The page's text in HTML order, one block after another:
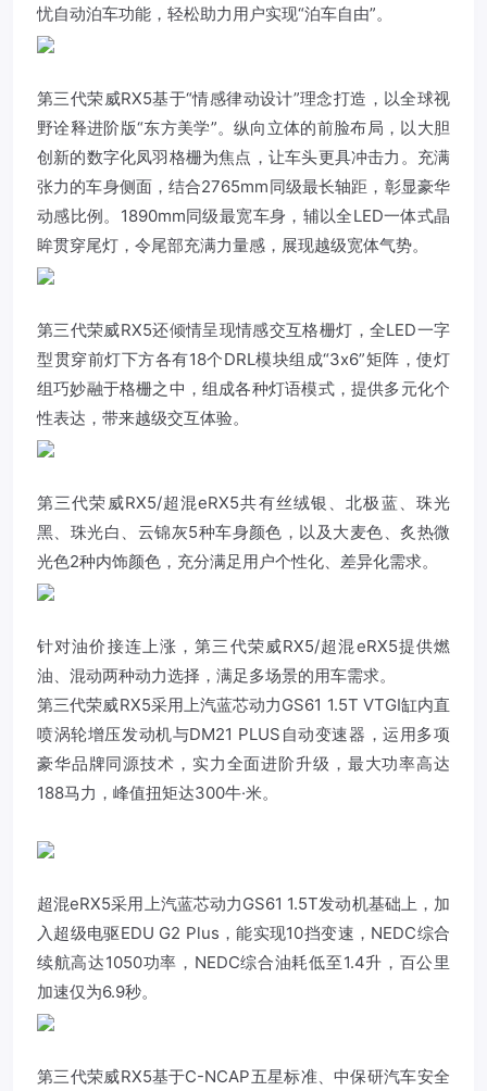
忧自动泊车功能，轻松助力用户实现“泊车自由”。
第三代荣威RX5基于“情感律动设计”理念打造，以全球视
野诠释进阶版“东方美学”。纵向立体的前脸布局，以大胆
创新的数字化凤羽格栅为焦点，让车头更具冲击力。充满
张力的车身侧面，结合2765mm同级最长轴距，彰显豪华
动感比例。1890mm同级最宽车身，辅以全LED一体式晶
眸贯穿尾灯，令尾部充满力量感，展现越级宽体气势。
第三代荣威RX5还倾情呈现情感交互格栅灯，全LED一字
型贯穿前灯下方各有18个DRL模块组成“3x6”矩阵，使灯
组巧妙融于格栅之中，组成各种灯语模式，提供多元化个
性表达，带来越级交互体验。
第三代荣威RX5/超混eRX5共有丝绒银、北极蓝、珠光
黑、珠光白、云锦灰5种车身颜色，以及大麦色、炙热微
光色2种内饰颜色，充分满足用户个性化、差异化需求。
针对油价接连上涨，第三代荣威RX5/超混eRX5提供燃
油、混动两种动力选择，满足多场景的用车需求。
第三代荣威RX5采用上汽蓝芯动力GS61 1.5T VTGI缸内直
喷涡轮增压发动机与DM21 PLUS自动变速器，运用多项
豪华品牌同源技术，实力全面进阶升级，最大功率高达
188马力，峰值扭矩达300牛·米。
超混eRX5采用上汽蓝芯动力GS61 1.5T发动机基础上，加
入超级电驱EDU G2 Plus，能实现10挡变速，NEDC综合
续航高达1050功率，NEDC综合油耗低至1.4升，百公里
加速仅为6.9秒。
第三代荣威RX5基于C-NCAP五星标准、中保研汽车安全